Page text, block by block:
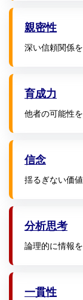
親密性
深い信頼関係
育成力
他者の可能性
信念
揺るぎない価
分析思考
論理的に情報
一貫性